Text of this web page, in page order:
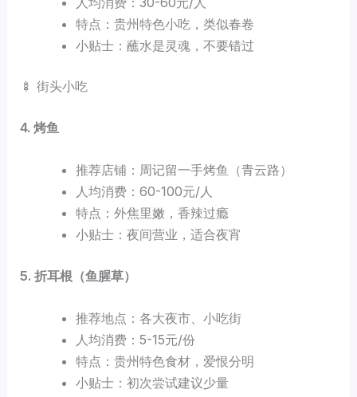
特点：贵州特色小吃，类似春卷
小贴士：蘸水是灵魂，不要错过
🍢 街头小吃
4. 烤鱼
推荐店铺：周记留一手烤鱼（青云路）
人均消费：60-100元/人
特点：外焦里嫩，香辣过瘾
小贴士：夜间营业，适合夜宵
5. 折耳根（鱼腥草）
推荐地点：各大夜市、小吃街
人均消费：5-15元/份
特点：贵州特色食材，爱恨分明
小贴士：初次尝试建议少量